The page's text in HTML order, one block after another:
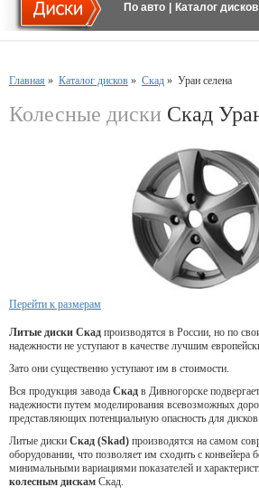
По авто Каталог дисков
Главная » Каталог дисков » Скад » Уран селена
Колесные диски Скад
Перейти к размерам
Литые диски Скад производятся в России, но по
надежности не уступают в качестве лучшим
Зато они существенно уступают им в стоимости.
Вся продукция завода Скад в Дивногорске
надежности путем моделирования всевозможных
представляющих потенциальную опасность для дисков.
Литые диски Скад (Skad) производятся на самом
оборудовании, что позволяет им сходить с конвейера
минимальными вариациями показателей и
колесным дискам Скад.